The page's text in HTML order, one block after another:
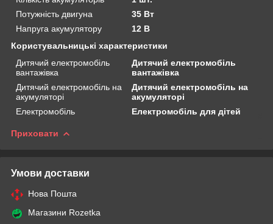
Потужність двигуна
35 Вт
Напруга акумулятору
12 В
Користувальницькі характеристики
Дитячий електромобіль
вантажівка
Дитячий електромобіль
вантажівка
Дитячий електромобіль на
акумуляторі
Дитячий електромобіль на
акумуляторі
Електромобіль
Електромобіль для дітей
Приховати
Умови доставки
Нова Пошта
Магазини Rozetka